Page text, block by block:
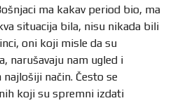
ma kakav period bio, ma
situacija bila, nisu nikada bili
oni koji misle da su
narušavaju nam ugled i
način. Često se
koji su spremni izdati